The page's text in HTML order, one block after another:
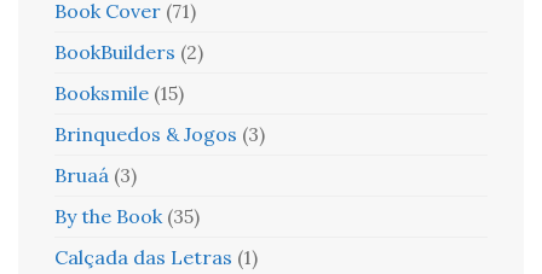
Book Cover (71)
BookBuilders (2)
Booksmile (15)
Brinquedos & Jogos (3)
Bruaá (3)
By the Book (35)
Calçada das Letras (1)